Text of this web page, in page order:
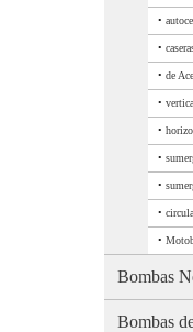
•
•
• de
•
•
•
•
•
•
Bombas
Bombas